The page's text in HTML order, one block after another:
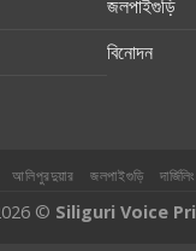
জলপাইগুড়ি
বিনোদন
আলিপুরদুয়ার জলপাইগুড়ি দার্জিলিং
© Siliguri Voice